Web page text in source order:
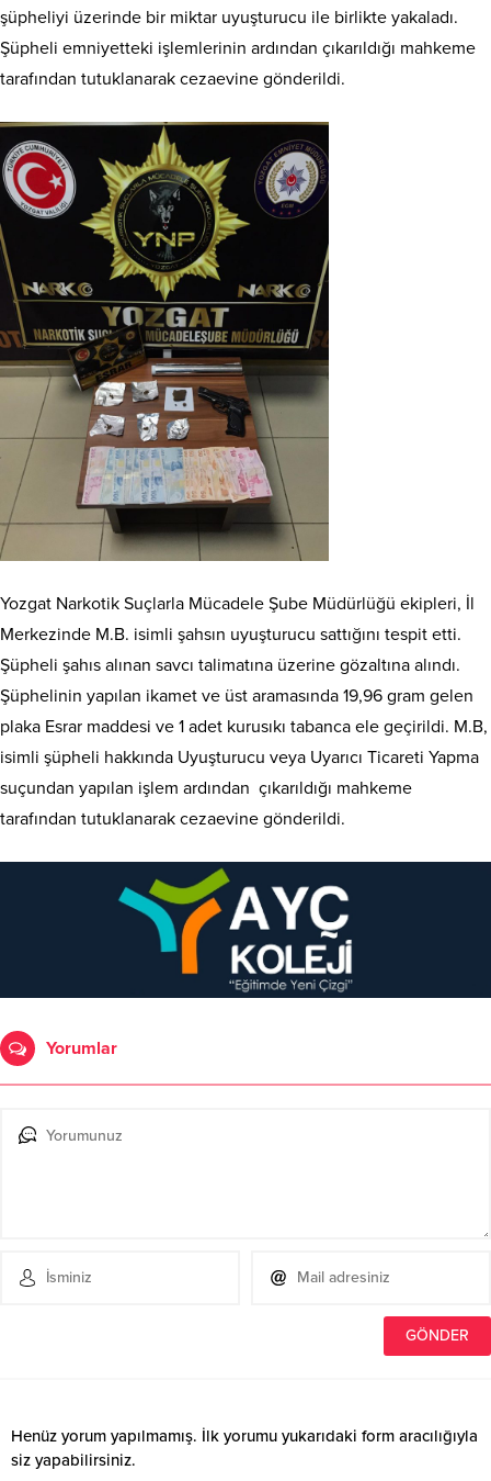
şüpheliyi üzerinde bir miktar uyuşturucu ile birlikte yakaladı.
Şüpheli emniyetteki işlemlerinin ardından çıkarıldığı mahkeme
tarafından tutuklanarak cezaevine gönderildi.
Yozgat Narkotik Suçlarla Mücadele Şube Müdürlüğü ekipleri, İl
Merkezinde M.B. isimli şahsın uyuşturucu sattığını tespit etti.
Şüpheli şahıs alınan savcı talimatına üzerine gözaltına alındı.
Şüphelinin yapılan ikamet ve üst aramasında 19,96 gram gelen
plaka Esrar maddesi ve 1 adet kurusıkı tabanca ele geçirildi. M.B,
isimli şüpheli hakkında Uyuşturucu veya Uyarıcı Ticareti Yapma
suçundan yapılan işlem ardından çıkarıldığı mahkeme
tarafından tutuklanarak cezaevine gönderildi.
Yorumlar
Henüz yorum yapılmamış. İlk yorumu yukarıdaki form aracılığıyla
siz yapabilirsiniz.